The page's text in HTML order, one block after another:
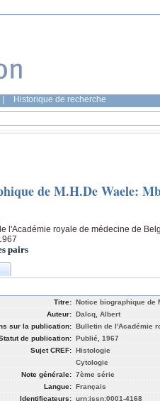
Historique de recherche
de M.H.De Waele:
l'Académie royale de médecine de
pairs
Titre: Notice biographique de
Auteur: Dalcq, Albert
sur la publication: Bulletin de l'Académie
de publication: Publié, 1967
Sujet CREF: Histologie
Cytologie
Note générale: 7ème série
Langue: Français
Identificateurs: urn:issn:0001-4168